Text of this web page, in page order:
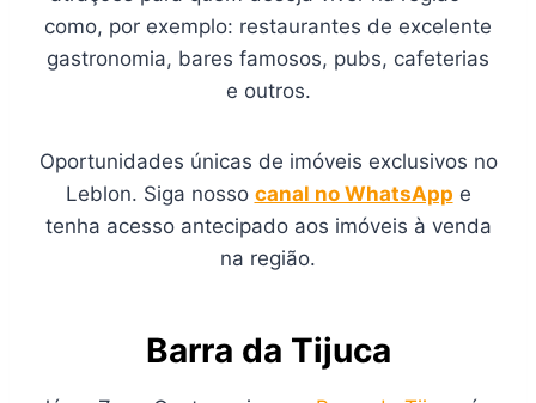
como, por exemplo: restaurantes de excelente
gastronomia, bares famosos, pubs, cafeterias
e outros.
Oportunidades únicas de imóveis exclusivos no
Leblon. Siga nosso canal no WhatsApp e
tenha acesso antecipado aos imóveis à venda
na região.
Barra da Tijuca